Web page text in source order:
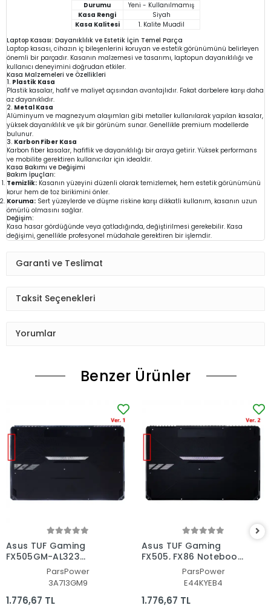
Durumu
Yeni - Kullanılmamış
Kasa Rengi
Siyah
Kasa Kalitesi
1. Kalite Muadil
Laptop Kasası: Dayanıklılık ve Estetik İçin Temel Parça
Laptop kasası, cihazın iç bileşenlerini koruyan ve estetik görünümünü belirleyen
önemli bir parçadır. Kasanın malzemesi ve tasarımı, laptopun dayanıklılığı ve
kullanıcı deneyimini doğrudan etkiler.
Kasa Malzemeleri ve Özellikleri
1. Plastik Kasa
Plastik kasalar, hafif ve maliyet açısından avantajlıdır. Fakat darbelere karşı daha
az dayanıklıdır.
2. Metal Kasa
Alüminyum ve magnezyum alaşımları gibi metaller kullanılarak yapılan kasalar,
yüksek dayanıklılık ve şık bir görünüm sunar. Genellikle premium modellerde
bulunur.
3. Karbon Fiber Kasa
Karbon fiber kasalar, hafiflik ve dayanıklılığı bir araya getirir. Yüksek performans
ve mobilite gerektiren kullanıcılar için idealdir.
Kasa Bakımı ve Değişimi
Bakım İpuçları:
Temizlik: Kasanın yüzeyini düzenli olarak temizlemek, hem estetik görünümünü
korur hem de toz birikimini önler.
Koruma: Sert yüzeylerde ve düşme riskine karşı dikkatli kullanım, kasanın uzun
ömürlü olmasını sağlar.
Değişim:
Kasa hasar gördüğünde veya çatladığında, değiştirilmesi gerekebilir. Kasa
değişimi, genellikle profesyonel müdahale gerektiren bir işlemdir.
Garanti ve Teslimat
Taksit Seçenekleri
Yorumlar
Benzer Ürünler
Asus TUF Gaming
FX505GM-AL323
Notebook Alt Kasa -
Laptop AltKasa
ParsPower
3A713GM9
1.776,67 TL
Asus TUF Gaming
FX505, FX86 Notebook
Alt Kasa - Laptop
ParsPower
E44KYEB4
1.776,67 TL